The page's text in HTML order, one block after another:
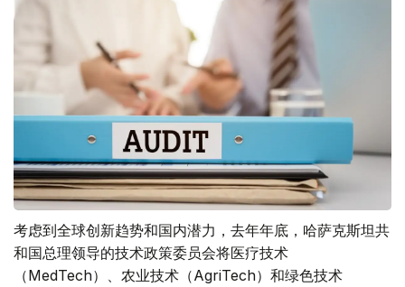
考虑到全球创新趋势和国内潜力，去年年底，哈萨克斯坦共
和国总理领导的技术政策委员会将医疗技术
（MedTech）、农业技术（AgriTech）和绿色技术